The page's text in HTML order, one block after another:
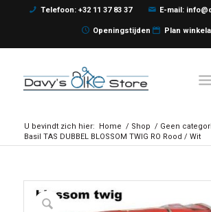
Telefoon: +32 11 37 83 37 E-mail:
Openingstijden Plan
U bevindt zich hier: Home / Shop / Geen
Basil TAS DUBBEL BLOSSOM TWIG RO Rood / Wit